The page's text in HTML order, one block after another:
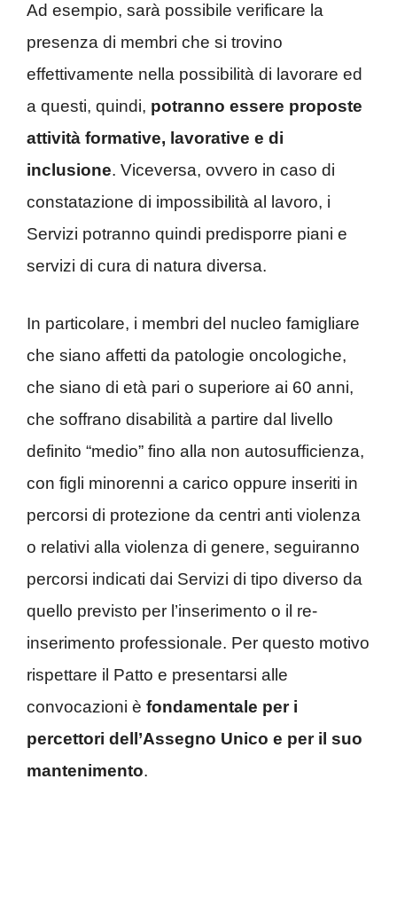
Ad esempio, sarà possibile verificare la
presenza di membri che si trovino
effettivamente nella possibilità di lavorare ed
a questi, quindi, potranno essere proposte
attività formative, lavorative e di
inclusione. Viceversa, ovvero in caso di
constatazione di impossibilità al lavoro, i
Servizi potranno quindi predisporre piani e
servizi di cura di natura diversa.
In particolare, i membri del nucleo famigliare
che siano affetti da patologie oncologiche,
che siano di età pari o superiore ai 60 anni,
che soffrano disabilità a partire dal livello
definito “medio” fino alla non autosufficienza,
con figli minorenni a carico oppure inseriti in
percorsi di protezione da centri anti violenza
o relativi alla violenza di genere, seguiranno
percorsi indicati dai Servizi di tipo diverso da
quello previsto per l’inserimento o il re-
inserimento professionale. Per questo motivo
rispettare il Patto e presentarsi alle
convocazioni è fondamentale per i
percettori dell’Assegno Unico e per il suo
mantenimento.